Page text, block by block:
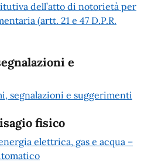
dell’atto di notorietà per
(artt. 21 e 47 D.P.R.
e
segnalazioni e suggerimenti
fisico
elettrica, gas e acqua –